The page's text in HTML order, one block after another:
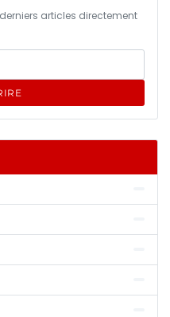
articles directement